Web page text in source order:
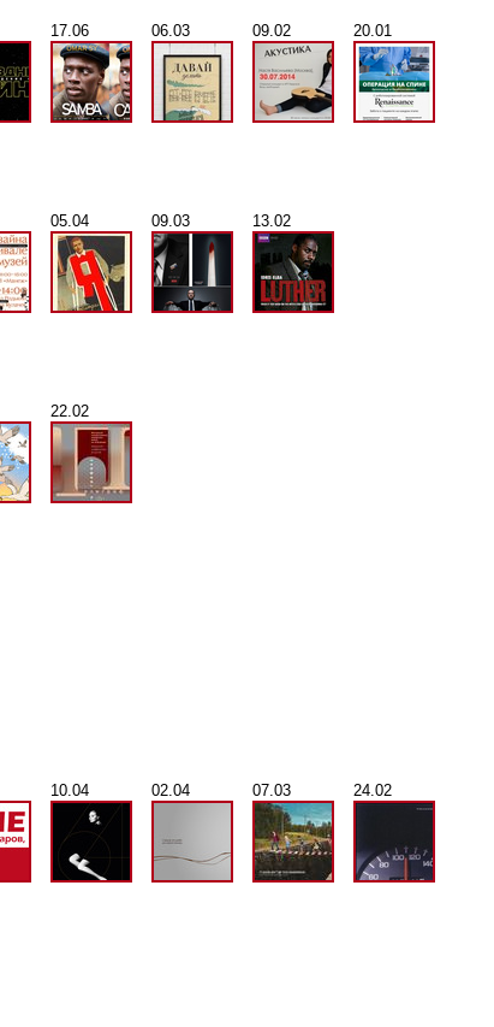
17.06 06.03 09.02 20.01
05.04 09.03 13.02
22.02
10.04 02.04 07.03 24.02